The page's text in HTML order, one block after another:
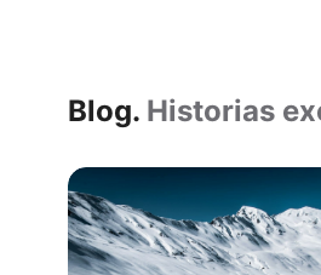
Blog. Historias